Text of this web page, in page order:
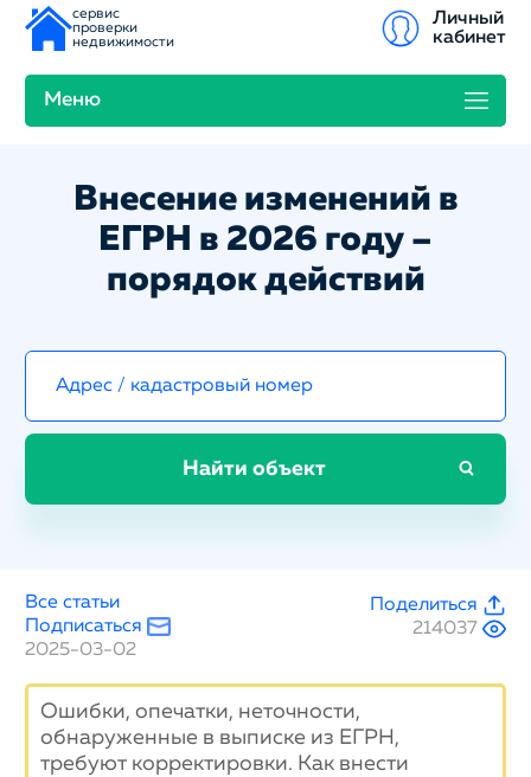
сервис
проверки
недвижимости
Меню
Личный
кабинет
Внесение изменений в
ЕГРН в 2026 году –
порядок действий
Найти объект
Все статьи
Поделиться
Подписаться
214037
2025-03-02
Ошибки, опечатки, неточности,
обнаруженные в выписке из ЕГРН,
требуют корректировки. Как внести